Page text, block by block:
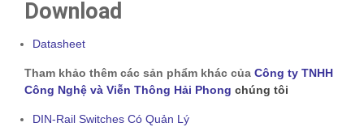
Download
Datasheet
Tham khảo thêm các sản phẩm khác của Công ty TNHH
Công Nghệ và Viễn Thông Hải Phong chúng tôi
DIN-Rail Switches Có Quản Lý